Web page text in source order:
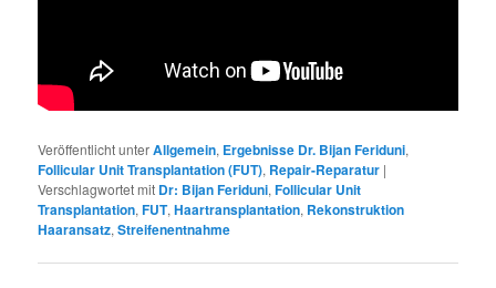
Veröffentlicht unterAllgemein, Ergebnisse Dr. Bijan Feriduni,
Follicular Unit Transplantation (FUT), Repair-Reparatur |
Verschlagwortet mit Dr: Bijan Feriduni,Follicular Unit
Transplantation,FUT,Haartransplantation, Rekonstruktion
Haaransatz,Streifenentnahme